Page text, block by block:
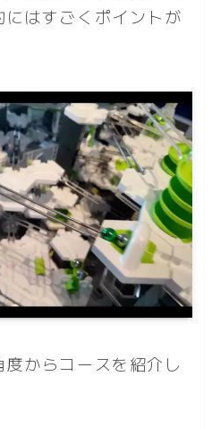
はすごくポイントが
からコースを紹介し